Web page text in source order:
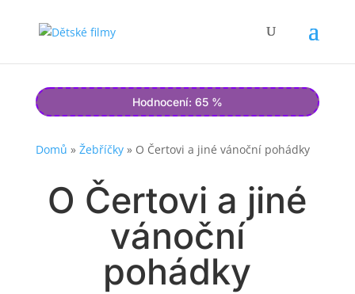
Hodnocení: 65 %
Domů » Žebříčky» O Čertovi a jiné vánoční pohádky
O Čertovi a jiné
vánoční
pohádky